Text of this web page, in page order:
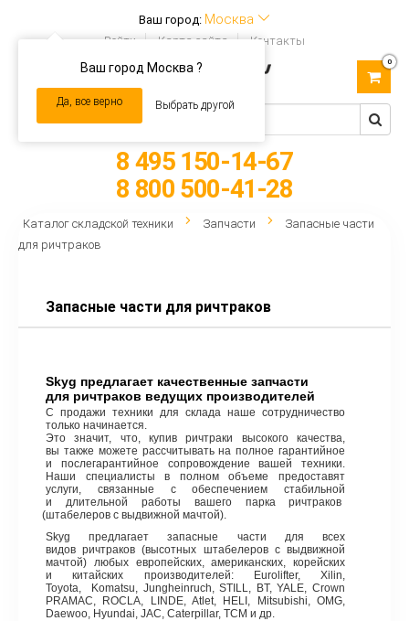
Ваш город: Москва
Ваш город Москва ?
Да, все верно Выбрать другой
Войти Карта сайта Контакты
navigation
0
8 495 150-14-67
8 800 500-41-28
Каталог складской техники Запчасти
Запасные части
для ричтраков
Запасные части для ричтраков
Skyg предлагает качественные запчасти
для ричтраков ведущих производителей
С продажи техники для склада наше сотрудничество
только начинается.
Это значит, что, купив ричтраки
высокого качества,
вы также можете рассчитывать на полное гарантийное
и послегарантийное сопровождение вашей техники.
Наши специалисты в полном объеме предоставят
услуги, связанные с обеспечением стабильной
и длительной работы вашего парка ричтраков
(штабелеров с выдвижной мачтой).
Skyg предлагает запасные части для всех
видов ричтраков (высотных штабелеров с выдвижной
мачтой) любых европейских, американских, корейских
и китайских производителей: Eurolifter, Xilin,
Toyota, Komatsu, Jungheinruch, STILL, BT, YALE, Crown
PRAMAC, ROCLA, LINDE, Atlet, HELI, Mitsubishi, OMG,
Daewoo, Hyundai, JAC, Caterpillar, TCM и др.